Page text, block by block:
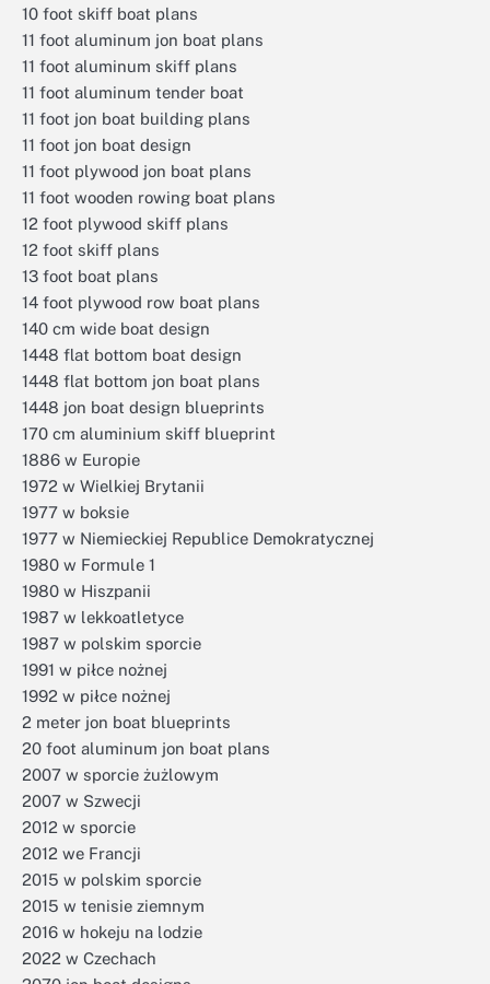
10 foot skiff boat plans
11 foot aluminum jon boat plans
11 foot aluminum skiff plans
11 foot aluminum tender boat
11 foot jon boat building plans
11 foot jon boat design
11 foot plywood jon boat plans
11 foot wooden rowing boat plans
12 foot plywood skiff plans
12 foot skiff plans
13 foot boat plans
14 foot plywood row boat plans
140 cm wide boat design
1448 flat bottom boat design
1448 flat bottom jon boat plans
1448 jon boat design blueprints
170 cm aluminium skiff blueprint
1886 w Europie
1972 w Wielkiej Brytanii
1977 w boksie
1977 w Niemieckiej Republice Demokratycznej
1980 w Formule 1
1980 w Hiszpanii
1987 w lekkoatletyce
1987 w polskim sporcie
1991 w piłce nożnej
1992 w piłce nożnej
2 meter jon boat blueprints
20 foot aluminum jon boat plans
2007 w sporcie żużlowym
2007 w Szwecji
2012 w sporcie
2012 we Francji
2015 w polskim sporcie
2015 w tenisie ziemnym
2016 w hokeju na lodzie
2022 w Czechach